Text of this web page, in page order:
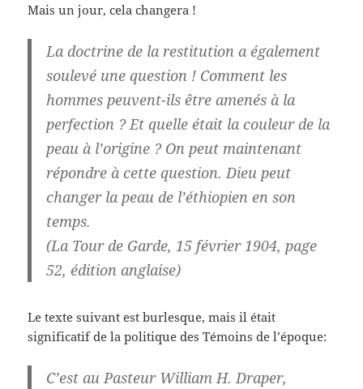
Mais un jour, cela changera !
La doctrine de la restitution a également
soulevé une question ! Comment les
hommes peuvent-ils être amenés à la
perfection ? Et quelle était la couleur de la
peau à l’origine ? On peut maintenant
répondre à cette question. Dieu peut
changer la peau de l’éthiopien en son
temps.
(La Tour de Garde, 15 février 1904, page
52, édition anglaise)
Le texte suivant est burlesque, mais il était
significatif de la politique des Témoins de l’époque:
C’est au Pasteur William H. Draper,